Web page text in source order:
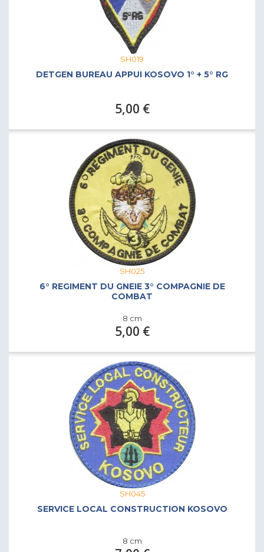
SH019
DETGEN BUREAU APPUI KOSOVO 1° + 5° RG
5,00 €
SH025
6° REGIMENT DU GNEIE 3° COMPAGNIE DE
COMBAT
8 cm
5,00 €
SH045
SERVICE LOCAL CONSTRUCTION KOSOVO
8 cm